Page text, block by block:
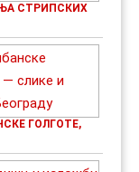
СТРИПСКИХ
ГОЛГОТЕ,